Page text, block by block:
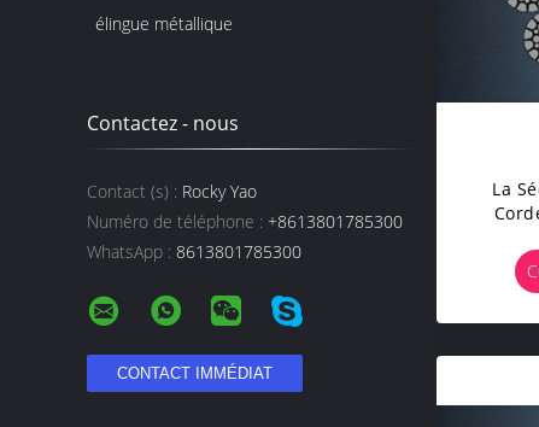
élingue métallique
Contactez - nous
Contact (s) : Rocky Yao
Numéro de téléphone : +8613801785300
WhatsApp : 8613801785300
La